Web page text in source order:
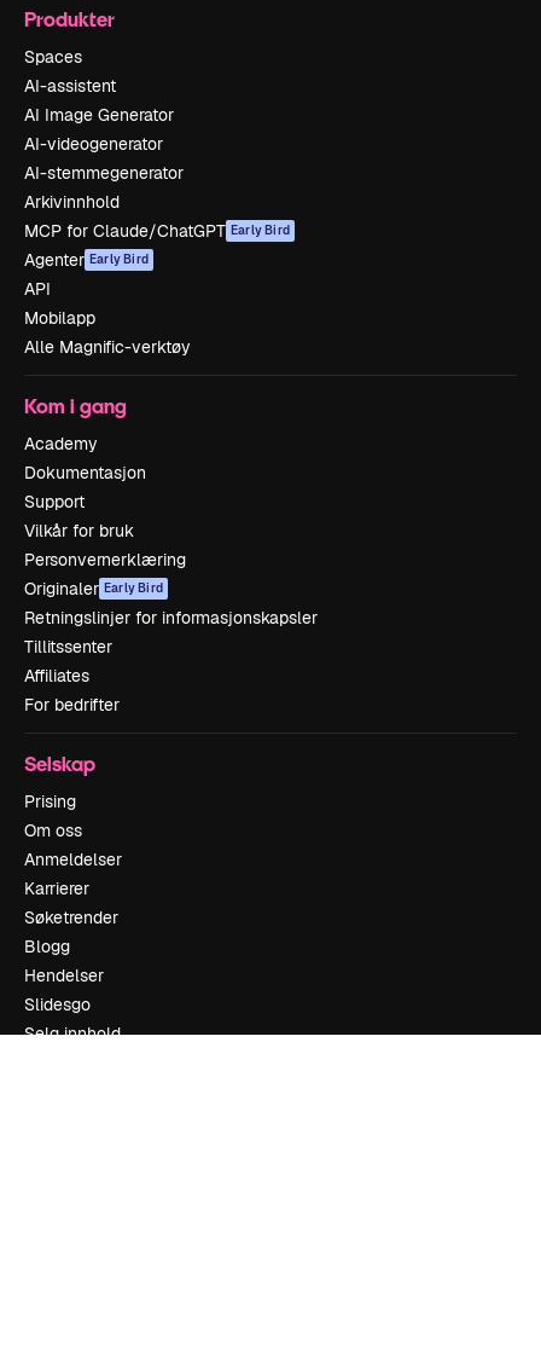
Produkter
Spaces
AI-assistent
AI Image Generator
AI-videogenerator
AI-stemmegenerator
Arkivinnhold
MCP for Claude/ChatGPT Early Bird
Agenter Early Bird
API
Mobilapp
Alle Magnific-verktøy
Kom i gang
Academy
Dokumentasjon
Support
Vilkår for bruk
Personvernerklæring
Originaler Early Bird
Retningslinjer for informasjonskapsler
Tillitssenter
Affiliates
For bedrifter
Selskap
Prising
Om oss
Anmeldelser
Karrierer
Søketrender
Blogg
Hendelser
Slidesgo
Selg innhold